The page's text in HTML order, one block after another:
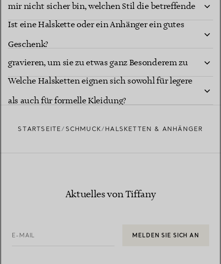
mir nicht sicher bin, welchen Stil die betreffende
Person bevorzugt?
Ist eine Halskette oder ein Anhänger ein gutes
Geschenk?
Kann ich eine Halskette personalisieren oder
gravieren, um sie zu etwas ganz Besonderem zu
machen?
Welche Halsketten eignen sich sowohl für legere
als auch für formelle Kleidung?
STARTSEITE SCHMUCK HALSKETTEN & ANHÄNGER
Aktuelles von Tiffany
E-MAIL MELDEN SIE SICH AN